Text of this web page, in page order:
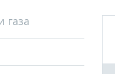
газа